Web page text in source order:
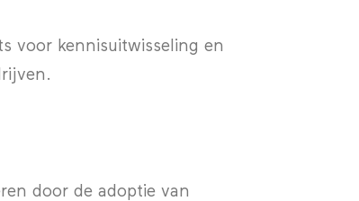
voor kennisuitwisseling en
door de adoptie van